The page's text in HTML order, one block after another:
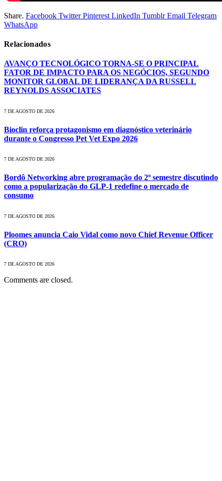
Share. Facebook Twitter Pinterest LinkedIn Tumblr Email Telegram
WhatsApp
Relacionados
AVANÇO TECNOLÓGICO TORNA-SE O PRINCIPAL
FATOR DE IMPACTO PARA OS NEGÓCIOS, SEGUNDO
MONITOR GLOBAL DE LIDERANÇA DA RUSSELL
REYNOLDS ASSOCIATES
7 DE AGOSTO DE 2026
Bioclin reforça protagonismo em diagnóstico veterinário
durante o Congresso Pet Vet Expo 2026
7 DE AGOSTO DE 2026
Bordô Networking abre programação do 2º semestre discutindo
como a popularização do GLP-1 redefine o mercado de
consumo
7 DE AGOSTO DE 2026
Ploomes anuncia Caio Vidal como novo Chief Revenue Officer
(CRO)
7 DE AGOSTO DE 2026
Comments are closed.